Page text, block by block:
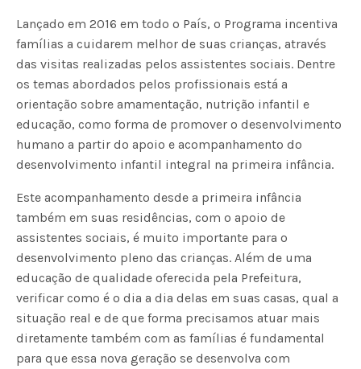
Lançado em 2016 em todo o País, o Programa incentiva
famílias a cuidarem melhor de suas crianças, através
das visitas realizadas pelos assistentes sociais. Dentre
os temas abordados pelos profissionais está a
orientação sobre amamentação, nutrição infantil e
educação, como forma de promover o desenvolvimento
humano a partir do apoio e acompanhamento do
desenvolvimento infantil integral na primeira infância.
Este acompanhamento desde a primeira infância
também em suas residências, com o apoio de
assistentes sociais, é muito importante para o
desenvolvimento pleno das crianças. Além de uma
educação de qualidade oferecida pela Prefeitura,
verificar como é o dia a dia delas em suas casas, qual a
situação real e de que forma precisamos atuar mais
diretamente também com as famílias é fundamental
para que essa nova geração se desenvolva com